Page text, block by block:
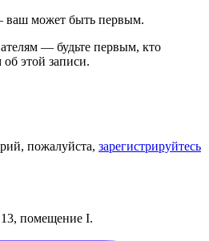
ваш может быть первым.
— будьте первым, кто
этой записи.
пожалуйста, зарегистрируйтесь
помещение I.